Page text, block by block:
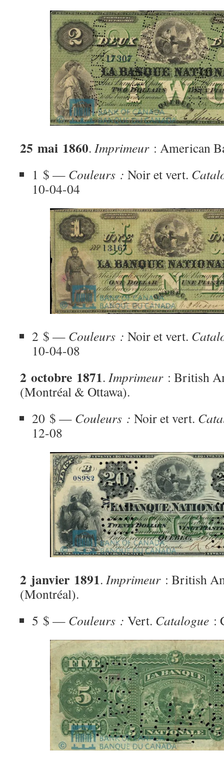
25 mai 1860. Imprimeur: American
1 $ — Couleurs : Noir et vert.
10-04-04
2 $ — Couleurs : Noir et vert.
10-04-08
2 octobre 1871. Imprimeur: British
(Montréal & Ottawa).
20 $ — Couleurs : Noir et vert.
12-08
2 janvier 1891. Imprimeur: British
(Montréal).
5 $ — Couleurs : Vert. Catalogue :